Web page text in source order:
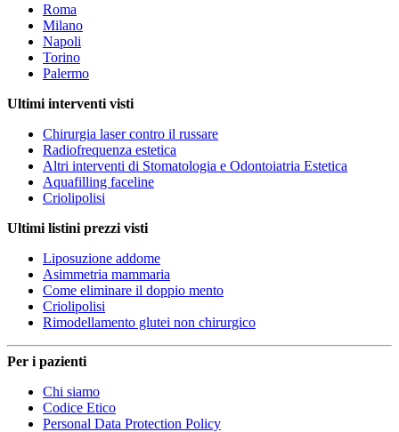
Roma
Milano
Napoli
Torino
Palermo
Ultimi interventi visti
Chirurgia laser contro il russare
Radiofrequenza estetica
Altri interventi di Stomatologia e Odontoiatria Estetica
Aquafilling faceline
Criolipolisi
Ultimi listini prezzi visti
Liposuzione addome
Asimmetria mammaria
Come eliminare il doppio mento
Criolipolisi
Rimodellamento glutei non chirurgico
Per i pazienti
Chi siamo
Codice Etico
Personal Data Protection Policy